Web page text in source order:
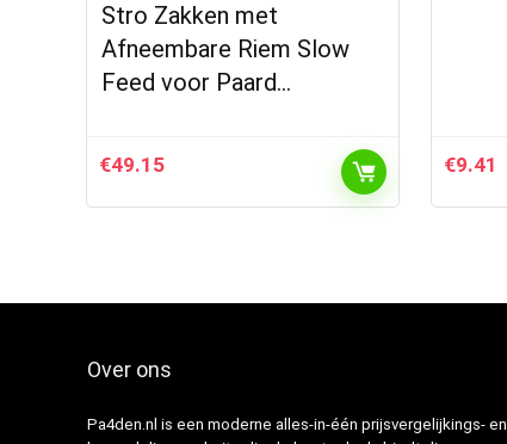
Stro Zakken met
Afneembare Riem Slow
Feed voor Paard…
€49.15 €9.41
Over ons
Pa4den.nl is een moderne alles-in-één prijsvergelijkings- en